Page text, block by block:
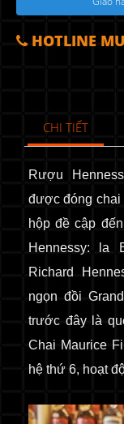
HOTLINE
CHI TIẾT
Rượu
được đóng chai
hộp đề cập
Hennessy: la
Richard
ngọn đồi
trước đây là
Chai Maurice
hệ thứ 6, hoạt